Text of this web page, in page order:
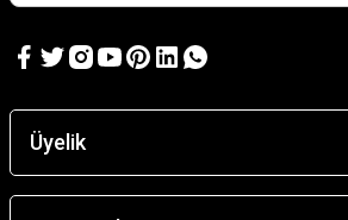
Üyelik